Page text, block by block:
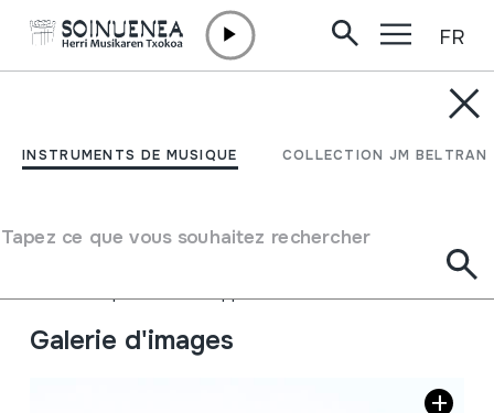
INSTRUMENTS DE MUSIQUE COLLECTION JM BELTRAN
Tapez ce que vous souhaitez rechercher
FR
Jirabirako danbor
Auteur
Ez dakigu.
Membranophones->Frappés->Indirectement
Galerie d'images